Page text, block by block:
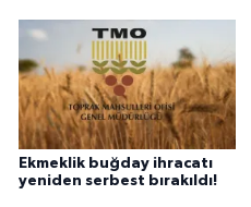
Ekmeklik buğday ihracatı
yeniden serbest bırakıldı!